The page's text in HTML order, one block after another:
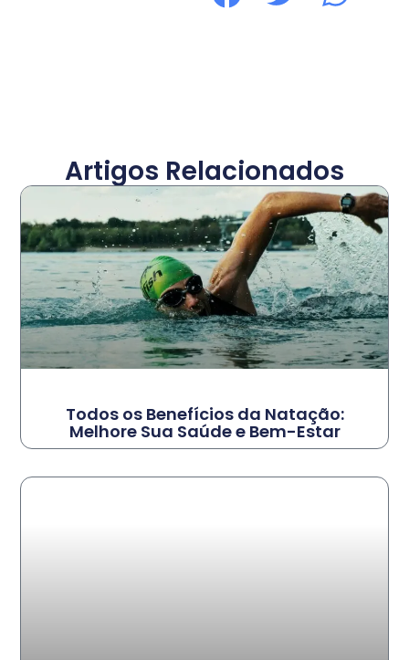
Artigos Relacionados
Todos os Benefícios da Natação:
Melhore Sua Saúde e Bem-Estar